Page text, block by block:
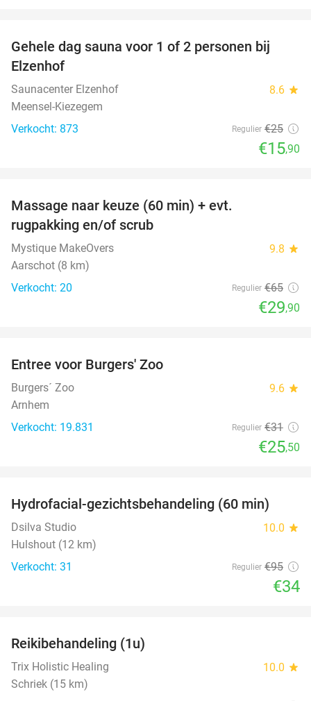
36%
Gehele dag sauna voor 1 of 2 personen bij
Elzenhof
Saunacenter Elzenhof 8.6 star
Meensel-Kiezegem
Verkocht: 873
Regulier €25
€15,90
Massage naar keuze (60 min) + evt.
rugpakking en/of scrub
Mystique MakeOvers 9.8 star
Aarschot (8 km)
Verkocht: 20
Regulier €65
€29,90
Entree voor Burgers' Zoo
Burgers´ Zoo 9.6 star
Arnhem
Verkocht: 19.831
Regulier €31
€25,50
64%
Hydrofacial-gezichtsbehandeling (60 min)
Dsilva Studio 10.0 star
Hulshout (12 km)
Verkocht: 31
Regulier €95
€34
Reikibehandeling (1u)
Trix Holistic Healing 10.0 star
Schriek (15 km)